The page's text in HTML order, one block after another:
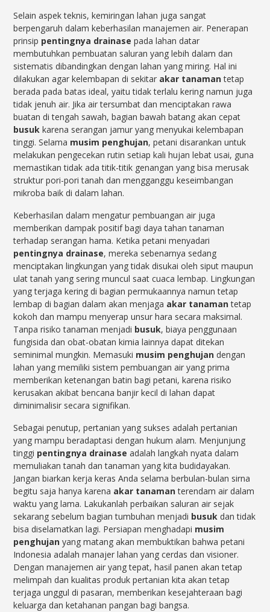
Selain aspek teknis, kemiringan lahan juga sangat
berpengaruh dalam keberhasilan manajemen air. Penerapan
prinsip pentingnya drainase pada lahan datar
membutuhkan pembuatan saluran yang lebih dalam dan
sistematis dibandingkan dengan lahan yang miring. Hal ini
dilakukan agar kelembapan di sekitar akar tanamantetap
berada pada batas ideal, yaitu tidak terlalu kering namun juga
tidak jenuh air. Jika air tersumbat dan menciptakan rawa
buatan di tengah sawah, bagian bawah batang akan cepat
busuk karena serangan jamur yang menyukai kelembapan
tinggi. Selama musim penghujan, petani disarankan untuk
melakukan pengecekan rutin setiap kali hujan lebat usai, guna
memastikan tidak ada titik-titik genangan yang bisa merusak
struktur pori-pori tanah dan mengganggu keseimbangan
mikroba baik di dalam lahan.
Keberhasilan dalam mengatur pembuangan air juga
memberikan dampak positif bagi daya tahan tanaman
terhadap serangan hama. Ketika petani menyadari
pentingnya drainase, mereka sebenarnya sedang
menciptakan lingkungan yang tidak disukai oleh siput maupun
ulat tanah yang sering muncul saat cuaca lembap. Lingkungan
yang terjaga kering di bagian permukaannya namun tetap
lembap di bagian dalam akan menjaga akar tanamantetap
kokoh dan mampu menyerap unsur hara secara maksimal.
Tanpa risiko tanaman menjadi busuk, biaya penggunaan
fungisida dan obat-obatan kimia lainnya dapat ditekan
seminimal mungkin. Memasuki musim penghujan dengan
lahan yang memiliki sistem pembuangan air yang prima
memberikan ketenangan batin bagi petani, karena risiko
kerusakan akibat bencana banjir kecil di lahan dapat
diminimalisir secara signifikan.
Sebagai penutup, pertanian yang sukses adalah pertanian
yang mampu beradaptasi dengan hukum alam. Menjunjung
tinggi pentingnya drainase adalah langkah nyata dalam
memuliakan tanah dan tanaman yang kita budidayakan.
Jangan biarkan kerja keras Anda selama berbulan-bulan sirna
begitu saja hanya karena akar tanamanterendam air dalam
waktu yang lama. Lakukanlah perbaikan saluran air sejak
sekarang sebelum bagian tumbuhan menjadi busuk dan tidak
bisa diselamatkan lagi. Persiapan menghadapi musim
penghujan yang matang akan membuktikan bahwa petani
Indonesia adalah manajer lahan yang cerdas dan visioner.
Dengan manajemen air yang tepat, hasil panen akan tetap
melimpah dan kualitas produk pertanian kita akan tetap
terjaga unggul di pasaran, memberikan kesejahteraan bagi
keluarga dan ketahanan pangan bagi bangsa.